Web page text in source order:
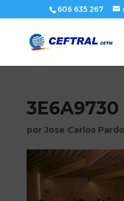
606 635 267
3E6A9730
por Jose Carlos